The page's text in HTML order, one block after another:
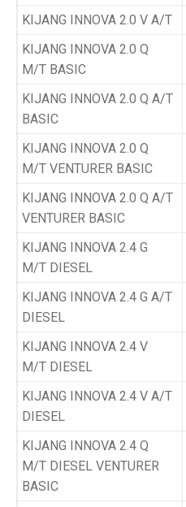
KIJANG INNOVA 2.0 V A/T
KIJANG INNOVA 2.0 Q
M/T BASIC
KIJANG INNOVA 2.0 Q A/T
BASIC
KIJANG INNOVA 2.0 Q
M/T VENTURER BASIC
KIJANG INNOVA 2.0 Q A/T
VENTURER BASIC
KIJANG INNOVA 2.4 G
M/T DIESEL
KIJANG INNOVA 2.4 G A/T
DIESEL
KIJANG INNOVA 2.4 V
M/T DIESEL
KIJANG INNOVA 2.4 V A/T
DIESEL
KIJANG INNOVA 2.4 Q
M/T DIESEL VENTURER
BASIC